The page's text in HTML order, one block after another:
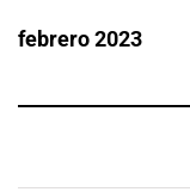
febrero 2023